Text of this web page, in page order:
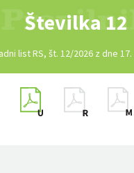
Številka 12
list RS, št. 12/2026 z dne 17.